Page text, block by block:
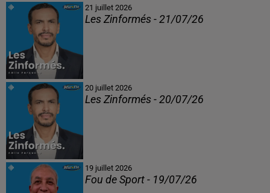
21 juillet 2026
Les Zinformés - 21/07/26
20 juillet 2026
Les Zinformés - 20/07/26
19 juillet 2026
Fou de Sport - 19/07/26